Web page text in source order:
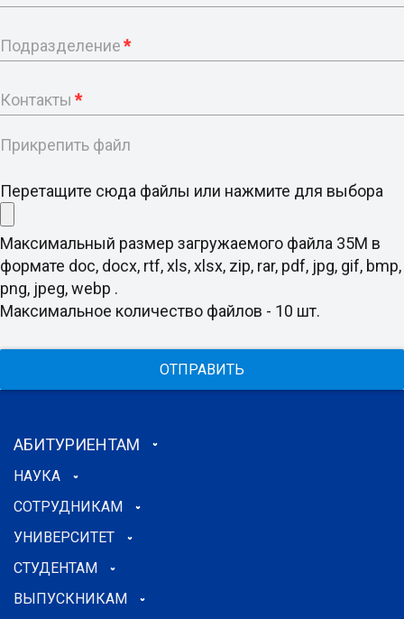
Подразделение*
Контакты *
Прикрепить файл
Перетащите сюда файлы или нажмите для выбора
Максимальный размер загружаемого файла 35M в
формате doc, docx, rtf, xls, xlsx, zip, rar, pdf, jpg, gif, bmp,
png, jpeg, webp .
Максимальное количество файлов - 10 шт.
ОТПРАВИТЬ
АБИТУРИЕНТАМ
НАУКА
СОТРУДНИКАМ
УНИВЕРСИТЕТ
СТУДЕНТАМ
ВЫПУСКНИКАМ